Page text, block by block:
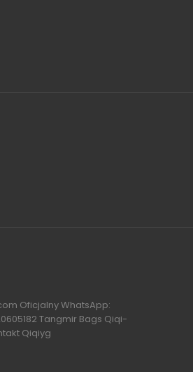
Oficjalny WhatsApp:
Tangmir Bags Qiqi-
Qiqiyg